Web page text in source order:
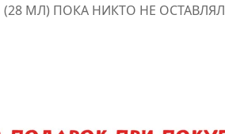
(28 МЛ) ПОКА НИКТО НЕ ОСТАВЛЯЛ